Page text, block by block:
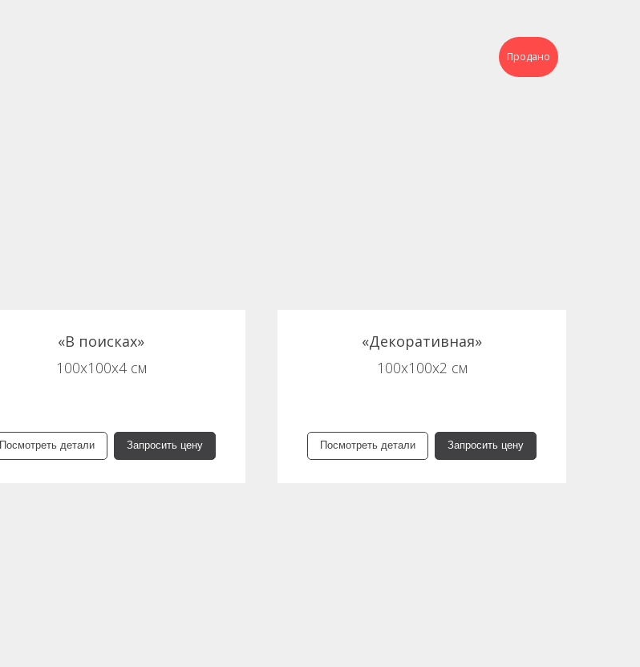
«В поисках»
100х100х4 см
Посмотреть детали Запросить цену
Продано
«Декоративная»
100х100х2 см
Посмотреть детали Запросить цену